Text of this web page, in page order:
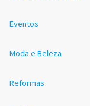
Eventos
Moda e Beleza
Reformas